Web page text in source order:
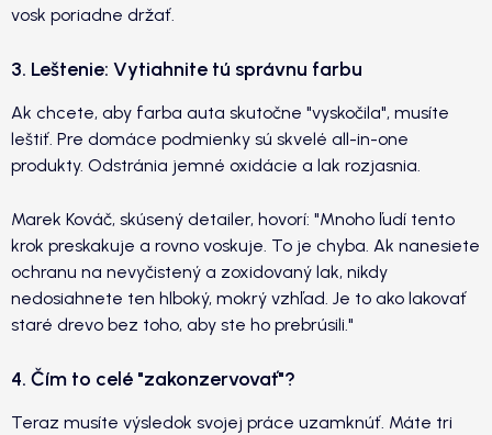
vosk poriadne držať.
3. Leštenie: Vytiahnite tú správnu farbu
Ak chcete, aby farba auta skutočne "vyskočila", musíte
leštiť. Pre domáce podmienky sú skvelé all-in-one
produkty. Odstránia jemné oxidácie a lak rozjasnia.
Marek Kováč, skúsený detailer, hovorí: "Mnoho ľudí tento
krok preskakuje a rovno voskuje. To je chyba. Ak nanesiete
ochranu na nevyčistený a zoxidovaný lak, nikdy
nedosiahnete ten hlboký, mokrý vzhľad. Je to ako lakovať
staré drevo bez toho, aby ste ho prebrúsili."
4. Čím to celé "zakonzervovať"?
Teraz musíte výsledok svojej práce uzamknúť. Máte tri